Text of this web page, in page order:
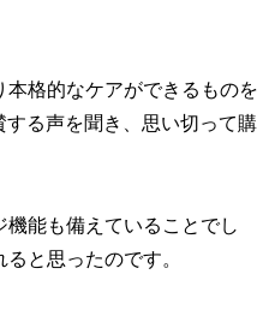
格的なケアができるものを
する声を聞き、思い切って購
能も備えていることでし
と思ったのです。